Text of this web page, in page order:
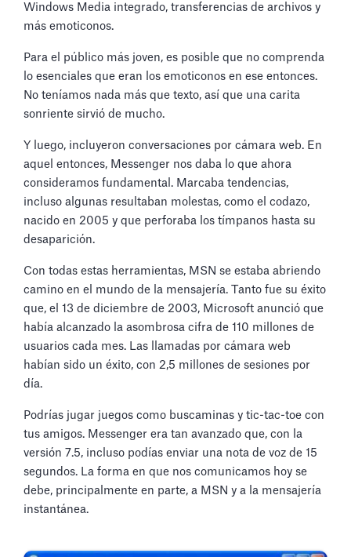
Windows Media integrado, transferencias de archivos y
más emoticonos.
Para el público más joven, es posible que no comprenda
lo esenciales que eran los emoticonos en ese entonces.
No teníamos nada más que texto, así que una carita
sonriente sirvió de mucho.
Y luego, incluyeron conversaciones por cámara web. En
aquel entonces, Messenger nos daba lo que ahora
consideramos fundamental. Marcaba tendencias,
incluso algunas resultaban molestas, como el codazo,
nacido en 2005 y que perforaba los tímpanos hasta su
desaparición.
Con todas estas herramientas, MSN se estaba abriendo
camino en el mundo de la mensajería. Tanto fue su éxito
que, el 13 de diciembre de 2003, Microsoft anunció que
había alcanzado la asombrosa cifra de 110 millones de
usuarios cada mes. Las llamadas por cámara web
habían sido un éxito, con 2,5 millones de sesiones por
día.
Podrías jugar juegos como buscaminas y tic-tac-toe con
tus amigos. Messenger era tan avanzado que, con la
versión 7.5, incluso podías enviar una nota de voz de 15
segundos. La forma en que nos comunicamos hoy se
debe, principalmente en parte, a MSN y a la mensajería
instantánea.